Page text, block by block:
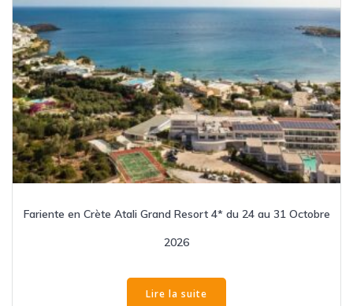
Fariente en Crète Atali Grand Resort 4* du 24 au 31 Octobre
2026
Lire la suite